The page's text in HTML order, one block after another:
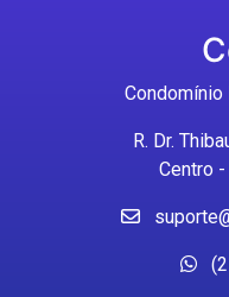
Condomínio
R. Dr.
Centro